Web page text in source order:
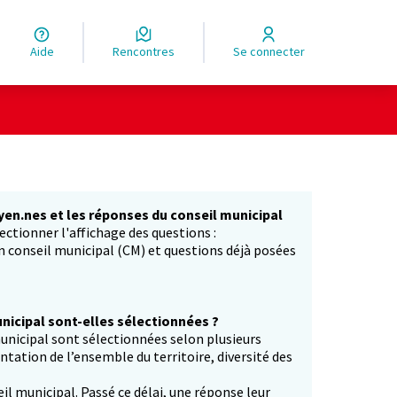
Aide Rencontres Se connecter
et les réponses du conseil municipal
l'affichage des questions :
municipal (CM) et questions déjà posées
sont-elles sélectionnées ?
sont sélectionnées selon plusieurs
de l’ensemble du territoire, diversité des
municipal. Passé ce délai, une réponse leur